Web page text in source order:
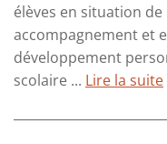
élèves en situation
accompagnement et
développement
scolaire ... Lire la suite